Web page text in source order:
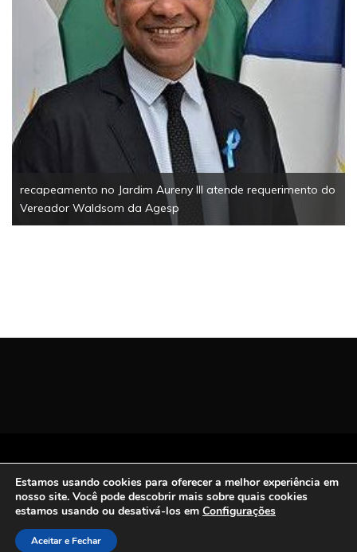
no Jardim Aureny III atende requerimento do
da Agesp
Todos os Direitos Reservados | San Carlos FM
2021.
Proudly powered by WordPress|Theme: Refined
Magazine by
Estamos usando cookies para oferecer a melhor experiência em
nosso site. Você pode descobrir mais sobre quais cookies
estamos usando ou desativá-los em Configurações
Aceitar e Fechar